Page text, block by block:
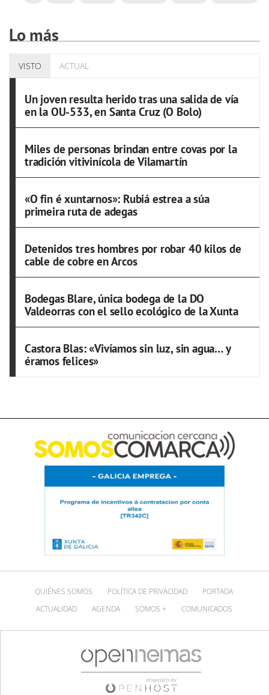
Lo más
VISTO ACTUAL
Un joven resulta herido tras una salida de vía
en la OU-533, en Santa Cruz (O Bolo)
Miles de personas brindan entre covas por la
tradición vitivinícola de Vilamartín
«O fin é xuntarnos»: Rubiá estrea a súa
primeira ruta de adegas
Detenidos tres hombres por robar 40 kilos de
cable de cobre en Arcos
Bodegas Blare, única bodega de la DO
Valdeorras con el sello ecológico de la Xunta
Castora Blas: «Vivíamos sin luz, sin agua… y
éramos felices»
QUIÉNES SOMOS POLÍTICA DE PRIVACIDAD
PORTADA
ACTUALIDAD
AGENDA SOMOS + COMUNICADOS